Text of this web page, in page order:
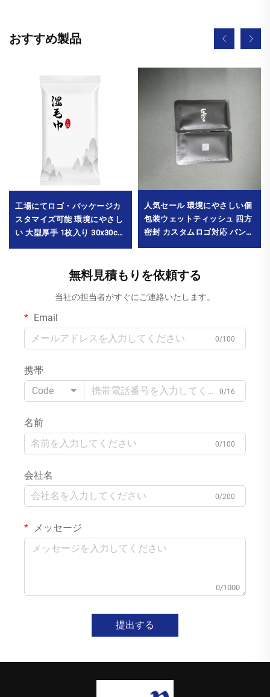
おすすめ製品
工場にてロゴ・パッケージカ
スタマイズ可能 環境にやさし
い 大型厚手 1枚入り 30x30cm
人気セール 環境にやさしい個
包装ウェットティッシュ 四方
密封 カスタムロゴ対応 バンケ
数量10000パック
無料見積もりを依頼する
当社の担当者がすぐにご連絡いたします。
Email
0/100
携帯
Code
0/16
名前
0/100
会社名
0/200
メッセージ
0/1000
提出する